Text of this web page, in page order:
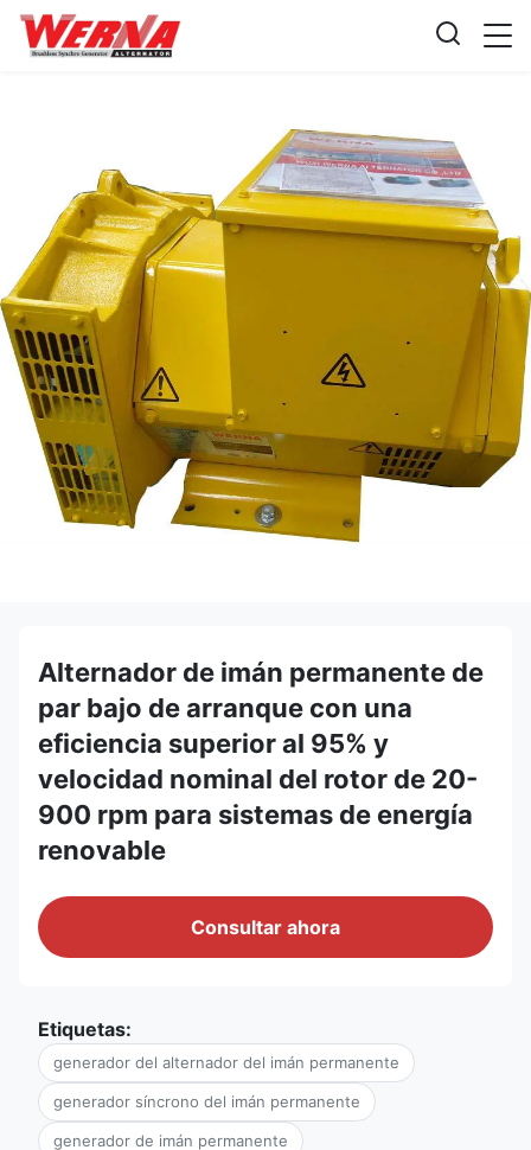
Alternador de imán permanente de
par bajo de arranque con una
eficiencia superior al 95% y
velocidad nominal del rotor de 20-
900 rpm para sistemas de energía
renovable
Consultar ahora
Etiquetas:
generador del alternador del imán permanente
generador síncrono del imán permanente
generador de imán permanente